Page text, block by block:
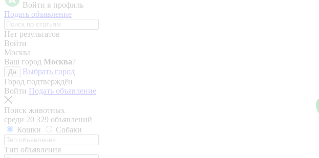
Войти в профиль
Подать объявление
Нет результатов
Войти
Москва
Ваш город Москва?
Да
Выбрать город
Город подтверждён
Войти Подать объявление
Поиск животных
среди 20 329 объявлений
Кошки
Собаки
Тип объявления